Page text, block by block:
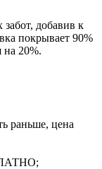
добавив к
покрывает 90%
на 20%.
раньше, цена